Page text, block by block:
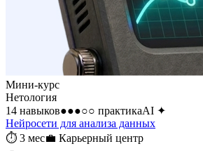
Мини-курс
Нетология
14 навыков●●●○○ практикаAI ✦
Нейросети для анализа данных
⏱ 3 мес💼 Карьерный центр